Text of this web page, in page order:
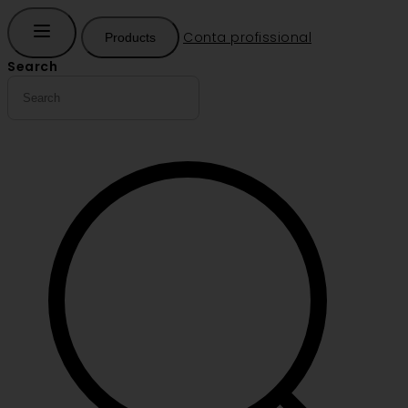
Products
Conta profissional
Search